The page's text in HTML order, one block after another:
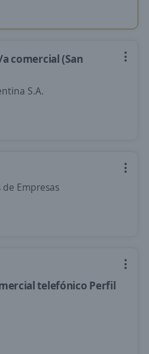
comercial (San
S.A.
Empresas
telefónico Perfil